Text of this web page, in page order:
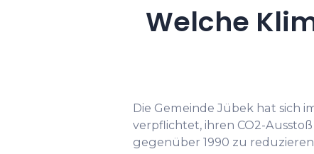
Welche
Die Gemeinde Jübek hat sich
verpflichtet, ihren CO2-
gegenüber 1990 zu reduzieren.